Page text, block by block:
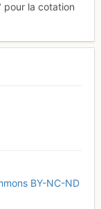
pour la cotation
BY-NC-ND